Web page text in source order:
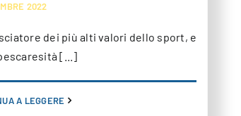
2022
dei più alti valori dello sport, e
[...]
A LEGGERE